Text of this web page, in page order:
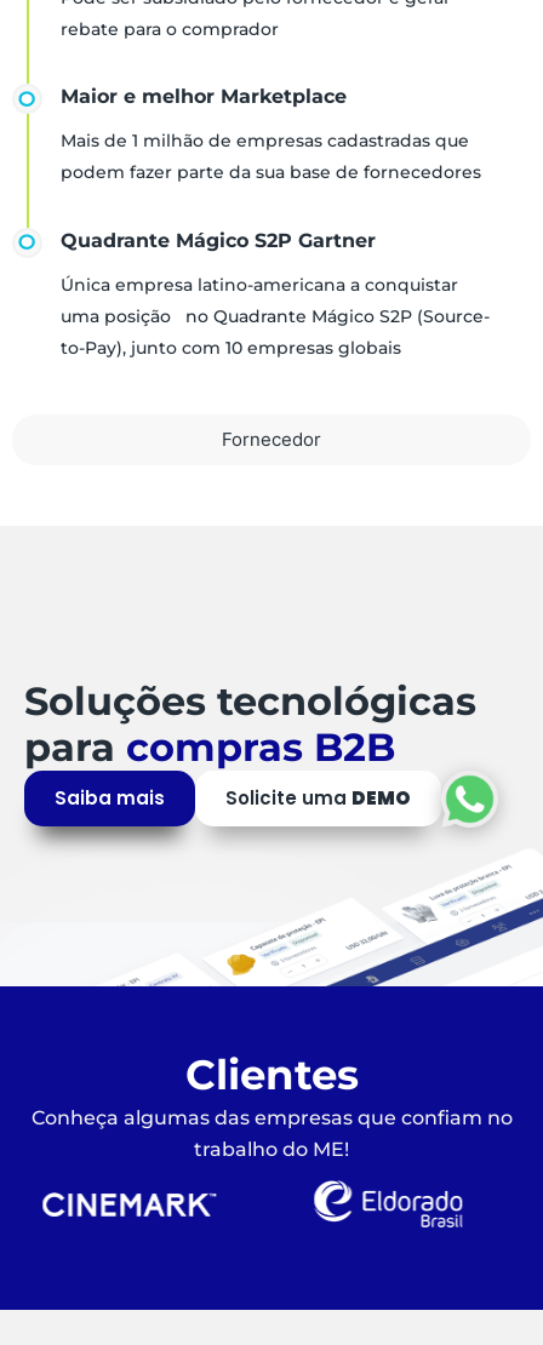
Fornecedor
rebate para o comprador
Maior e melhor Marketplace
Mais de 1 milhão de empresas cadastradas que
podem fazer parte da sua base de fornecedores
Quadrante Mágico S2P Gartner
Única empresa latino-americana a conquistar
uma posição no Quadrante Mágico S2P (Source-
to-Pay), junto com 10 empresas globais
Soluções tecnológicas
para compras B2B
Saiba mais Solicite uma DEMO
Clientes
Conheça algumas das empresas que confiam no
trabalho do ME!